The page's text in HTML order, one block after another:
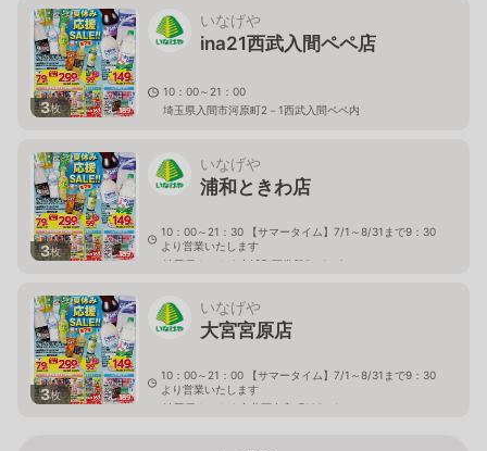
3枚
いなげや
ina21西武入間ペペ店
10：00～21：00
埼玉県入間市河原町2－1西武入間ペペ内
3枚
いなげや
浦和ときわ店
10：00～21：30 【サマータイム】7/1～8/31まで9：30
より営業いたします
埼玉県さいたま市浦和区常盤5－1－3
3枚
いなげや
大宮宮原店
10：00～21：00 【サマータイム】7/1～8/31まで9：30
より営業いたします
埼玉県さいたま市北区奈良町106－1